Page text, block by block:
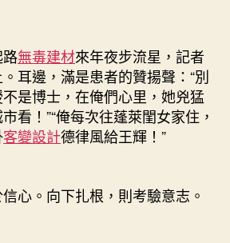
無毒建材來年夜步流星，記者
耳邊，滿是患者的贊揚聲：“別
是博士，在俺們心里，她兇猛
看！”“俺每次往蓬萊閨女家住，
客變設計德律風給王輝！”
心。向下扎根，則考驗意志。